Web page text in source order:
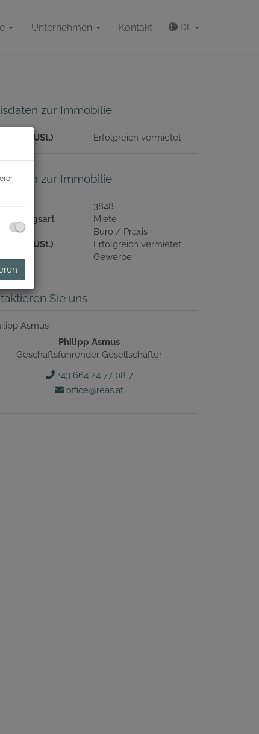
Unternehmen Kontakt DE
zur Immobilie
(exkl. USt.) Erfolgreich vermietet
zur Immobilie
3848
Miete
Büro / Praxis
(exkl. USt.)
Erfolgreich vermietet
Gewerbe
Sie uns
Philipp Asmus
Geschäftsführender Gesellschafter
+43 664 24 77 08 7
office@reas.at